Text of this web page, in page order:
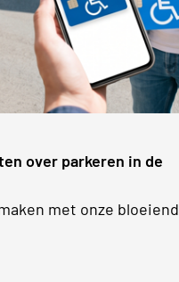
over parkeren in de
met onze